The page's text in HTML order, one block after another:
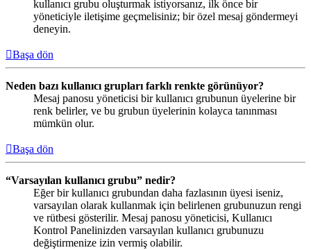
kullanıcı grubu oluşturmak istiyorsanız, ilk önce bir
yöneticiyle iletişime geçmelisiniz; bir özel mesaj göndermeyi
deneyin.
Başa dön
Neden bazı kullanıcı grupları farklı renkte görünüyor?
Mesaj panosu yöneticisi bir kullanıcı grubunun üyelerine bir
renk belirler, ve bu grubun üyelerinin kolayca tanınması
mümkün olur.
Başa dön
“Varsayılan kullanıcı grubu” nedir?
Eğer bir kullanıcı grubundan daha fazlasının üyesi iseniz,
varsayılan olarak kullanmak için belirlenen grubunuzun rengi
ve rütbesi gösterilir. Mesaj panosu yöneticisi, Kullanıcı
Kontrol Panelinizden varsayılan kullanıcı grubunuzu
değiştirmenize izin vermiş olabilir.